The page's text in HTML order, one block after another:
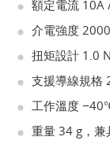
額定電流 10A
介電強度
扭矩設計 1.0
支援導線規格
工作溫度
重量 34 g，兼